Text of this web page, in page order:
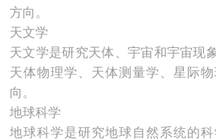
方向。
天文学
天文学是研究天体、宇宙和宇宙现
天体物理学、天体测量学、星际
向。
地球科学
地球科学是研究地球自然系统的